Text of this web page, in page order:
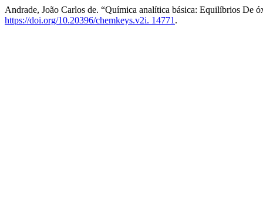
Andrade, João Carlos de. “Química analítica básica: Equilíbrios De
https://doi.org/10.20396/chemkeys.v2i. 14771 .